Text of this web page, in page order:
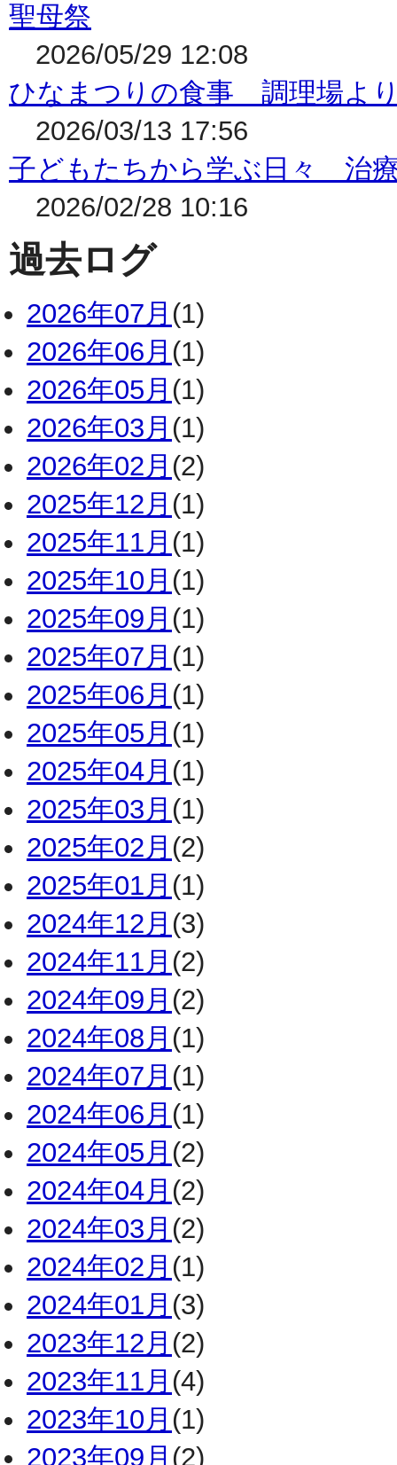
聖母祭
2026/05/29 12:08
ひなまつりの食事 調理場よ
2026/03/13 17:56
子どもたちから学ぶ日々 治
2026/02/28 10:16
過去ログ
2026年07月 (1)
2026年06月 (1)
2026年05月 (1)
2026年03月 (1)
2026年02月 (2)
2025年12月 (1)
2025年11月 (1)
2025年10月 (1)
2025年09月 (1)
2025年07月 (1)
2025年06月 (1)
2025年05月 (1)
2025年04月 (1)
2025年03月 (1)
2025年02月 (2)
2025年01月 (1)
2024年12月 (3)
2024年11月 (2)
2024年09月 (2)
2024年08月 (1)
2024年07月 (1)
2024年06月 (1)
2024年05月 (2)
2024年04月 (2)
2024年03月 (2)
2024年02月 (1)
2024年01月 (3)
2023年12月 (2)
2023年11月 (4)
2023年10月 (1)
2023年09月 (2)